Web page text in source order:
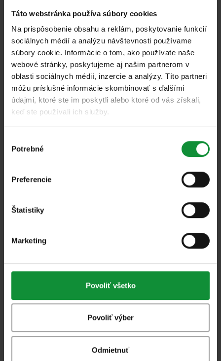
Táto webstránka používa súbory cookies
Na prispôsobenie obsahu a reklám, poskytovanie funkcií
sociálnych médií a analýzu návštevnosti používame
súbory cookie. Informácie o tom, ako používate naše
webové stránky, poskytujeme aj našim partnerom v
oblasti sociálnych médií, inzercie a analýzy. Títo partneri
môžu príslušné informácie skombinovať s ďalšími
údajmi, ktoré ste im poskytli alebo ktoré od vás získali,
keď ste používali ich služby.
súhlasu
Potrebné
Preferencie
Štatistiky
Marketing
Povoliť všetko
Povoliť výber
Odmietnuť
Všetky
Mini quiche so špenátom a zeleným
šalátom
Všetky
Šalát s dresingom z lesného ovocia a
kozím syrom